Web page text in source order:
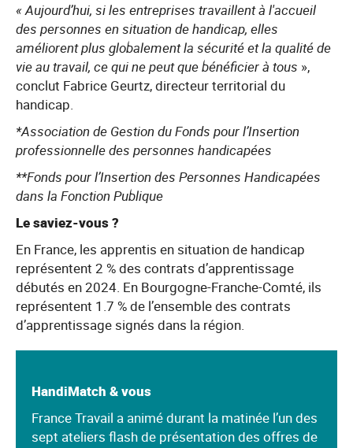
« Aujourd’hui, si les entreprises travaillent à l'accueil
des personnes en situation de handicap, elles
améliorent plus globalement la sécurité et la qualité de
vie au travail, ce qui ne peut que bénéficier à tous »,
conclut Fabrice Geurtz, directeur territorial du
handicap.
*Association de Gestion du Fonds pour l’Insertion
professionnelle des personnes handicapées
**Fonds pour l’Insertion des Personnes Handicapées
dans la Fonction Publique
Le saviez-vous ?
En France, les apprentis en situation de handicap
représentent 2 % des contrats d’apprentissage
débutés en 2024. En Bourgogne-Franche-Comté, ils
représentent 1.7 % de l’ensemble des contrats
d’apprentissage signés dans la région.
HandiMatch & vous
France Travail a animé durant la matinée l’un des
sept ateliers flash de présentation des offres de